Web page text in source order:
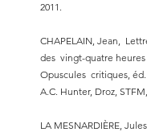
2011.
CHAPELAIN, Jean,
des vingt-quatre heures
Opuscules critiques, éd.
A.C. Hunter, Droz,
LA MESNARDIÈRE,